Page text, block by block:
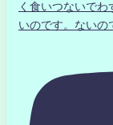
く食いつないで
いのです。ないの